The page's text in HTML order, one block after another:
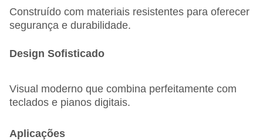
Construído com materiais resistentes para oferecer
segurança e durabilidade.
Design Sofisticado
Visual moderno que combina perfeitamente com
teclados e pianos digitais.
Aplicações